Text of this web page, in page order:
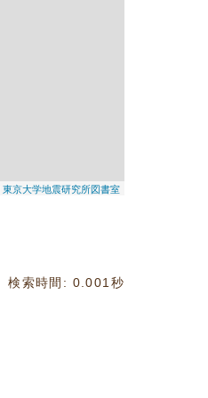
東京大学地震研究所図書室
検索時間: 0.001秒